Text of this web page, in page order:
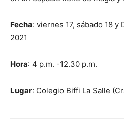
Fecha: viernes 17, sábado 18
2021
Hora: 4 p.m. -12.30 p.m.
Lugar: Colegio Biffi La Salle